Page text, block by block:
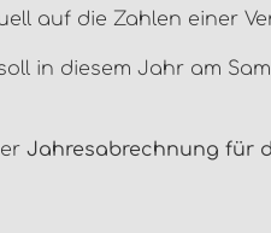
auf die Zahlen einer
in diesem Jahr am
Jahresabrechnung für